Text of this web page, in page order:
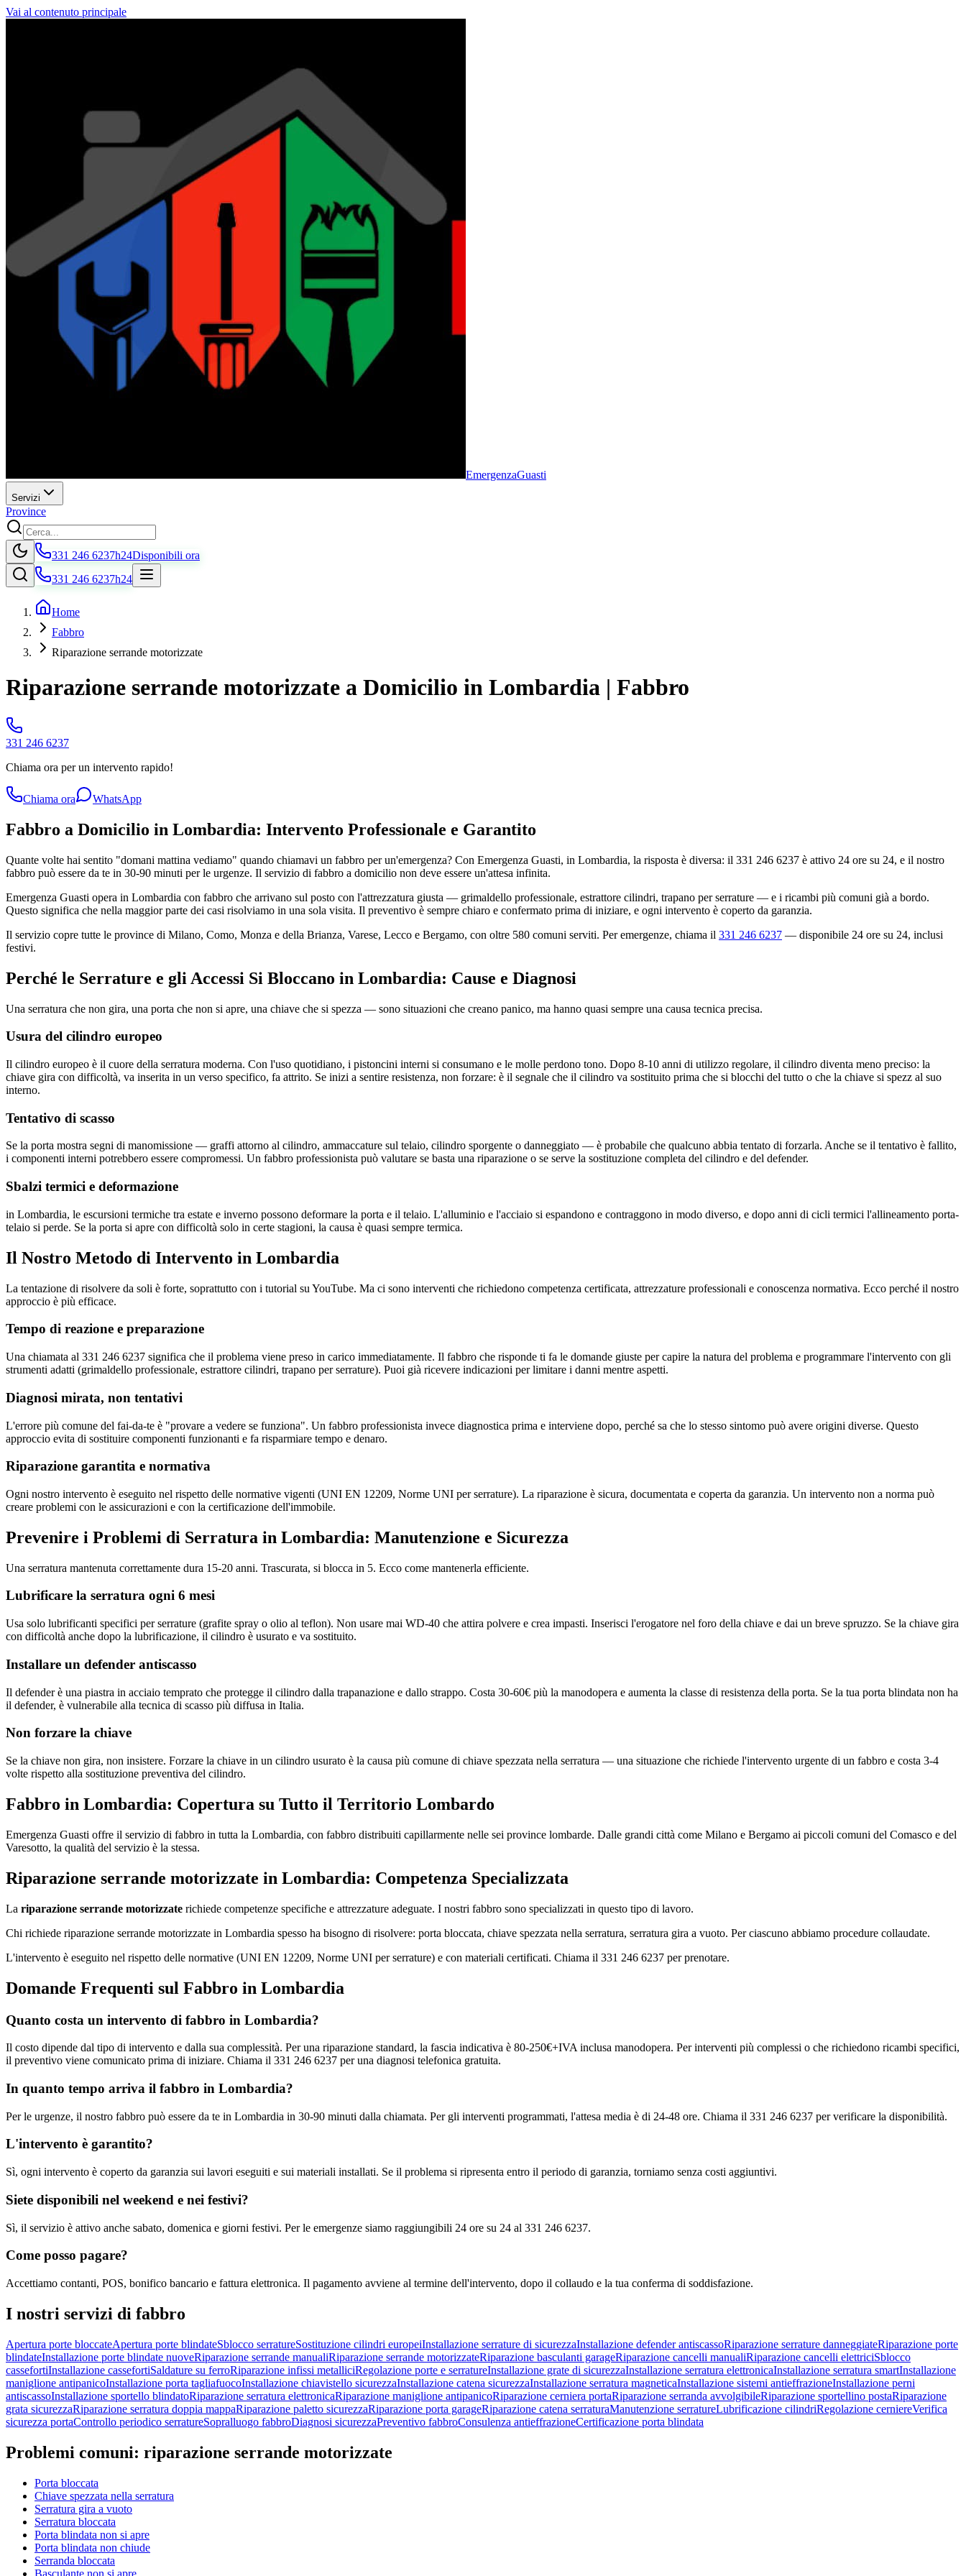
Vai al contenuto principale
EmergenzaGuasti
Servizi
Province
331 246 6237h24Disponibili ora
331 246 6237h24
Home
Fabbro
Riparazione serrande motorizzate
Riparazione serrande motorizzate a Domicilio in Lombardia | Fabbro
331 246 6237
Chiama ora per un intervento rapido!
Chiama ora WhatsApp
Fabbro a Domicilio in Lombardia: Intervento Professionale e Garantito
Quante volte hai sentito "domani mattina vediamo" quando chiamavi un fabbro per un'emergenza? Con Emergenza Guasti, in Lombardia, la risposta è diversa: il 331 246 6237 è attivo 24 ore su 24, e il nostro
fabbro può essere da te in 30-90 minuti per le urgenze. Il servizio di fabbro a domicilio non deve essere un'attesa infinita.
Emergenza Guasti opera in Lombardia con fabbro che arrivano sul posto con l'attrezzatura giusta — grimaldello professionale, estrattore cilindri, trapano per serrature — e i ricambi più comuni già a bordo.
Questo significa che nella maggior parte dei casi risolviamo in una sola visita. Il preventivo è sempre chiaro e confermato prima di iniziare, e ogni intervento è coperto da garanzia.
Il servizio copre tutte le province di Milano, Como, Monza e della Brianza, Varese, Lecco e Bergamo, con oltre 580 comuni serviti. Per emergenze, chiama il 331 246 6237 — disponibile 24 ore su 24, inclusi
festivi.
Perché le Serrature e gli Accessi Si Bloccano in Lombardia: Cause e Diagnosi
Una serratura che non gira, una porta che non si apre, una chiave che si spezza — sono situazioni che creano panico, ma hanno quasi sempre una causa tecnica precisa.
Usura del cilindro europeo
Il cilindro europeo è il cuore della serratura moderna. Con l'uso quotidiano, i pistoncini interni si consumano e le molle perdono tono. Dopo 8-10 anni di utilizzo regolare, il cilindro diventa meno preciso: la
chiave gira con difficoltà, va inserita in un verso specifico, fa attrito. Se inizi a sentire resistenza, non forzare: è il segnale che il cilindro va sostituito prima che si blocchi del tutto o che la chiave si spezz al suo
interno.
Tentativo di scasso
Se la porta mostra segni di manomissione — graffi attorno al cilindro, ammaccature sul telaio, cilindro sporgente o danneggiato — è probabile che qualcuno abbia tentato di forzarla. Anche se il tentativo è fallito,
i componenti interni potrebbero essere compromessi. Un fabbro professionista può valutare se basta una riparazione o se serve la sostituzione completa del cilindro e del defender.
Sbalzi termici e deformazione
in Lombardia, le escursioni termiche tra estate e inverno possono deformare la porta e il telaio. L'alluminio e l'acciaio si espandono e contraggono in modo diverso, e dopo anni di cicli termici l'allineamento porta-
telaio si perde. Se la porta si apre con difficoltà solo in certe stagioni, la causa è quasi sempre termica.
Il Nostro Metodo di Intervento in Lombardia
La tentazione di risolvere da soli è forte, soprattutto con i tutorial su YouTube. Ma ci sono interventi che richiedono competenza certificata, attrezzature professionali e conoscenza normativa. Ecco perché il nostro
approccio è più efficace.
Tempo di reazione e preparazione
Una chiamata al 331 246 6237 significa che il problema viene preso in carico immediatamente. Il fabbro che risponde ti fa le domande giuste per capire la natura del problema e programmare l'intervento con gli
strumenti adatti (grimaldello professionale, estrattore cilindri, trapano per serrature). Puoi già ricevere indicazioni per limitare i danni mentre aspetti.
Diagnosi mirata, non tentativi
L'errore più comune del fai-da-te è "provare a vedere se funziona". Un fabbro professionista invece diagnostica prima e interviene dopo, perché sa che lo stesso sintomo può avere origini diverse. Questo
approccio evita di sostituire componenti funzionanti e fa risparmiare tempo e denaro.
Riparazione garantita e normativa
Ogni nostro intervento è eseguito nel rispetto delle normative vigenti (UNI EN 12209, Norme UNI per serrature). La riparazione è sicura, documentata e coperta da garanzia. Un intervento non a norma può
creare problemi con le assicurazioni e con la certificazione dell'immobile.
Prevenire i Problemi di Serratura in Lombardia: Manutenzione e Sicurezza
Una serratura mantenuta correttamente dura 15-20 anni. Trascurata, si blocca in 5. Ecco come mantenerla efficiente.
Lubrificare la serratura ogni 6 mesi
Usa solo lubrificanti specifici per serrature (grafite spray o olio al teflon). Non usare mai WD-40 che attira polvere e crea impasti. Inserisci l'erogatore nel foro della chiave e dai un breve spruzzo. Se la chiave gira
con difficoltà anche dopo la lubrificazione, il cilindro è usurato e va sostituito.
Installare un defender antiscasso
Il defender è una piastra in acciaio temprato che protegge il cilindro dalla trapanazione e dallo strappo. Costa 30-60€ più la manodopera e aumenta la classe di resistenza della porta. Se la tua porta blindata non ha
il defender, è vulnerabile alla tecnica di scasso più diffusa in Italia.
Non forzare la chiave
Se la chiave non gira, non insistere. Forzare la chiave in un cilindro usurato è la causa più comune di chiave spezzata nella serratura — una situazione che richiede l'intervento urgente di un fabbro e costa 3-4
volte rispetto alla sostituzione preventiva del cilindro.
Fabbro in Lombardia: Copertura su Tutto il Territorio Lombardo
Emergenza Guasti offre il servizio di fabbro in tutta la Lombardia, con fabbro distribuiti capillarmente nelle sei province lombarde. Dalle grandi città come Milano e Bergamo ai piccoli comuni del Comasco e del
Varesotto, la qualità del servizio è la stessa.
Riparazione serrande motorizzate in Lombardia: Competenza Specializzata
La riparazione serrande motorizzate richiede competenze specifiche e attrezzature adeguate. I nostri fabbro sono specializzati in questo tipo di lavoro.
Chi richiede riparazione serrande motorizzate in Lombardia spesso ha bisogno di risolvere: porta bloccata, chiave spezzata nella serratura, serratura gira a vuoto. Per ciascuno abbiamo procedure collaudate.
L'intervento è eseguito nel rispetto delle normative (UNI EN 12209, Norme UNI per serrature) e con materiali certificati. Chiama il 331 246 6237 per prenotare.
Domande Frequenti sul Fabbro in Lombardia
Quanto costa un intervento di fabbro in Lombardia?
Il costo dipende dal tipo di intervento e dalla sua complessità. Per una riparazione standard, la fascia indicativa è 80-250€+IVA inclusa manodopera. Per interventi più complessi o che richiedono ricambi specifici,
il preventivo viene comunicato prima di iniziare. Chiama il 331 246 6237 per una diagnosi telefonica gratuita.
In quanto tempo arriva il fabbro in Lombardia?
Per le urgenze, il nostro fabbro può essere da te in Lombardia in 30-90 minuti dalla chiamata. Per gli interventi programmati, l'attesa media è di 24-48 ore. Chiama il 331 246 6237 per verificare la disponibilità.
L'intervento è garantito?
Sì, ogni intervento è coperto da garanzia sui lavori eseguiti e sui materiali installati. Se il problema si ripresenta entro il periodo di garanzia, torniamo senza costi aggiuntivi.
Siete disponibili nel weekend e nei festivi?
Sì, il servizio è attivo anche sabato, domenica e giorni festivi. Per le emergenze siamo raggiungibili 24 ore su 24 al 331 246 6237.
Come posso pagare?
Accettiamo contanti, POS, bonifico bancario e fattura elettronica. Il pagamento avviene al termine dell'intervento, dopo il collaudo e la tua conferma di soddisfazione.
I nostri servizi di fabbro
Apertura porte bloccateApertura porte blindateSblocco serratureSostituzione cilindri europeiInstallazione serrature di sicurezzaInstallazione defender antiscassoRiparazione serrature danneggiateRiparazione porte
blindateInstallazione porte blindate nuoveRiparazione serrande manualiRiparazione serrande motorizzateRiparazione basculanti garageRiparazione cancelli manualiRiparazione cancelli elettriciSblocco
cassefortiInstallazione cassefortiSaldature su ferroRiparazione infissi metalliciRegolazione porte e serratureInstallazione grate di sicurezzaInstallazione serratura elettronicaInstallazione serratura smartInstallazione
maniglione antipanicoInstallazione porta tagliafuocoInstallazione chiavistello sicurezzaInstallazione catena sicurezzaInstallazione serratura magneticaInstallazione sistemi antieffrazioneInstallazione perni
antiscassoInstallazione sportello blindatoRiparazione serratura elettronicaRiparazione maniglione antipanicoRiparazione cerniera portaRiparazione serranda avvolgibileRiparazione sportellino postaRiparazione
grata sicurezzaRiparazione serratura doppia mappaRiparazione paletto sicurezzaRiparazione porta garageRiparazione catena serraturaManutenzione serratureLubrificazione cilindriRegolazione cerniereVerifica
sicurezza portaControllo periodico serratureSopralluogo fabbroDiagnosi sicurezzaPreventivo fabbroConsulenza antieffrazioneCertificazione porta blindata
Problemi comuni: riparazione serrande motorizzate
Porta bloccata
Chiave spezzata nella serratura
Serratura gira a vuoto
Serratura bloccata
Porta blindata non si apre
Porta blindata non chiude
Serranda bloccata
Basculante non si apre